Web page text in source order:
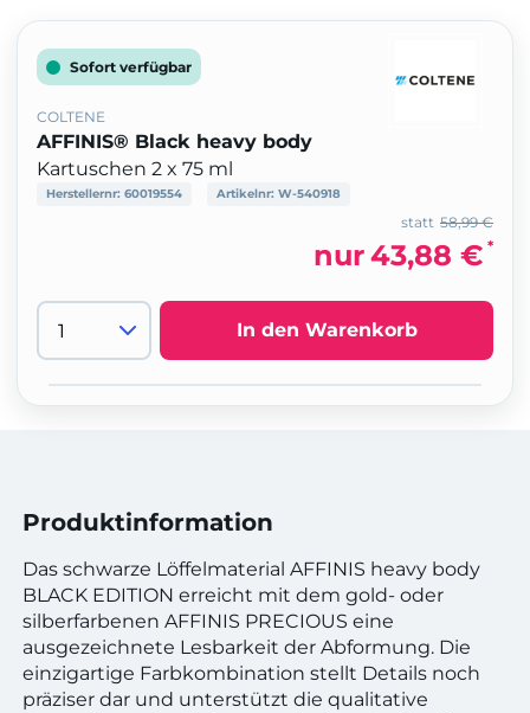
Sofort verfügbar
COLTENE
AFFINIS® Black heavy body
Kartuschen 2 x 75 ml
Herstellernr: 60019554 Artikelnr: W-540918
58,99 €
statt
nur43,88 € *
In den Warenkorb
Produktinformation
Das schwarze Löffelmaterial AFFINIS heavy body
BLACK EDITION erreicht mit dem gold- oder
silberfarbenen AFFINIS PRECIOUS eine
ausgezeichnete Lesbarkeit der Abformung. Die
einzigartige Farbkombination stellt Details noch
präziser dar und unterstützt die qualitative